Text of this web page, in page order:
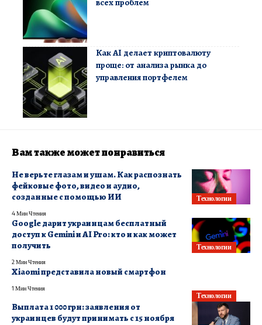
всех проблем
Как AI делает криптовалюту
проще: от анализа рынка до
управления портфелем
Вам также может понравиться
Технологии
Не верьте глазам и ушам. Как распознать
фейковые фото, видео и аудио,
созданные с помощью ИИ
4 Мин Чтения
Технологии
Google дарит украинцам бесплатный
доступ к Gemini и AI Pro: кто и как может
получить
2 Мин Чтения
Технологии
Xiaomi представила новый смартфон
1 Мин Чтения
Выплата 1 000 грн: заявления от
украинцев будут принимать с 15 ноября